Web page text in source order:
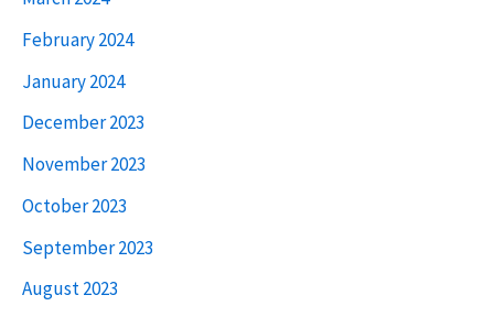
February 2024
January 2024
December 2023
November 2023
October 2023
September 2023
August 2023